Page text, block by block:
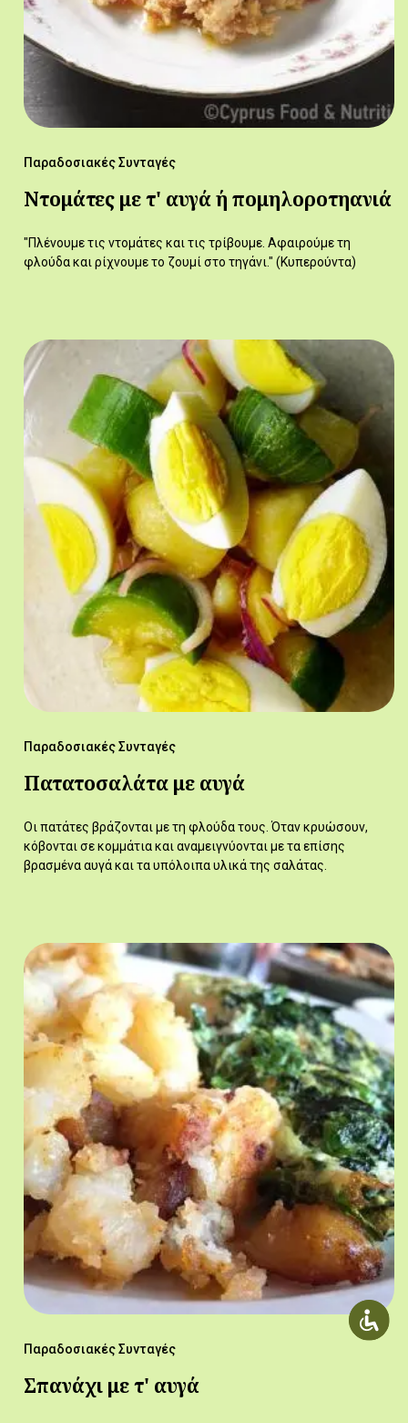
Παραδοσιακές Συνταγές
Ντομάτες με τ' αυγά ή πομηλοροτηανιά
"Πλένουμε τις ντομάτες και τις τρίβουμε. Αφαιρούμε τη
φλούδα και ρίχνουμε το ζουμί στο τηγάνι." (Κυπερούντα)
Παραδοσιακές Συνταγές
Πατατοσαλάτα με αυγά
Οι πατάτες βράζονται με τη φλούδα τους. Όταν κρυώσουν,
κόβονται σε κομμάτια και αναμειγνύονται με τα επίσης
βρασμένα αυγά και τα υπόλοιπα υλικά της σαλάτας.
Παραδοσιακές Συνταγές
Σπανάχι με τ' αυγά